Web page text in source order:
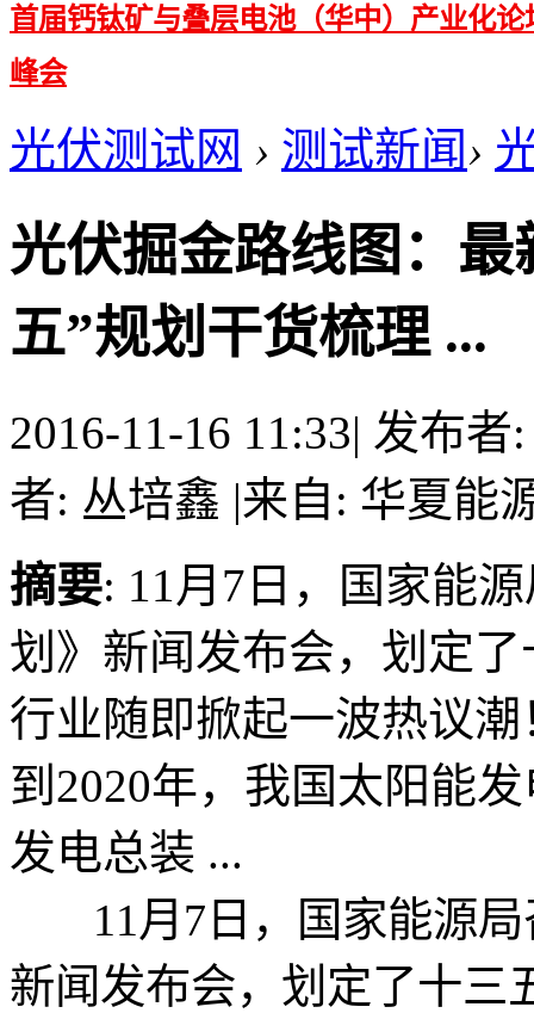
首届钙钛矿与叠层电池（华中）产业化论
峰会
光伏测试网 › 测试新闻›
光伏掘金路线图：
五”规划干货梳理 ...
2016-11-16 11:33| 发布者
者: 丛培鑫 |来自: 华夏能
摘要: 11月7日，国家能
划》新闻发布会，划定
行业随即掀起一波热议
到2020年，我国太阳能
发电总装 ...
11月7日，国家能源局
新闻发布会，划定了十三